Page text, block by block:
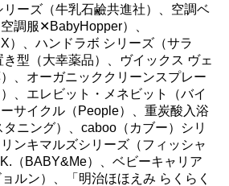
ーズ（牛乳石鹼共進社）、空調ベ
調服✕BabyHopper）、
）、ハンドラボ シリーズ（サラ
型（大幸薬品）、ヴイックス ヴェ
、オーガニッククリーンスプレー
、エレビット・メネビット（バイ
サイクル（People）、重炭酸入浴
ニング）、caboo（カブー）シリ
ンキマルズシリーズ（フィッシャ
（BABY&Me）、ベビーキャリア
ルン）、「明治ほほえみ らくらく